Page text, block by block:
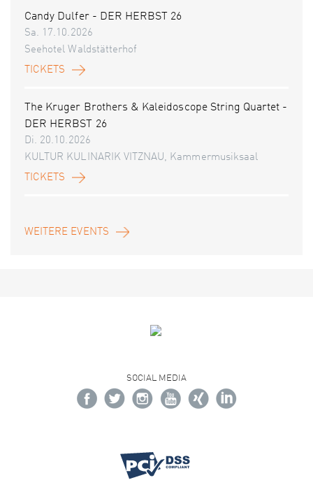
Candy Dulfer - DER HERBST 26
Sa. 17.10.2026
Seehotel Waldstätterhof
TICKETS
The Kruger Brothers & Kaleidoscope String Quartet -
DER HERBST 26
Di. 20.10.2026
KULTUR KULINARIK VITZNAU, Kammermusiksaal
TICKETS
WEITERE EVENTS
SOCIAL MEDIA